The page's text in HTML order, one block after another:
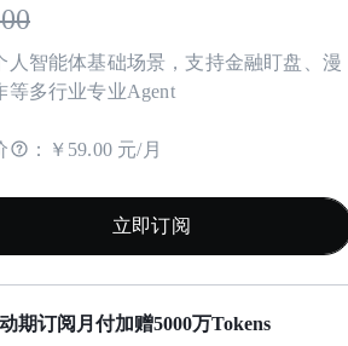
人智能体基础场景，支持金融盯盘、漫
等多行业专业Agent
： ￥59.00 元/月
立即订阅
期订阅月付加赠5000万Tokens